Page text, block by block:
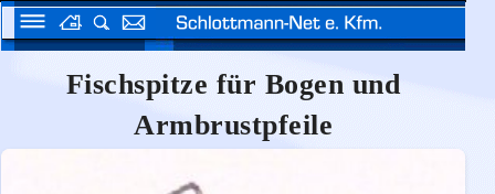
Fischspitze für Bogen und
Armbrustpfeile